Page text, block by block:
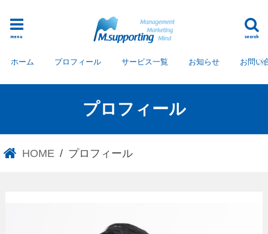
search
menu
ホーム プロフィール サービス一覧 お知らせ お問い
プロフィール
HOME プロフィール